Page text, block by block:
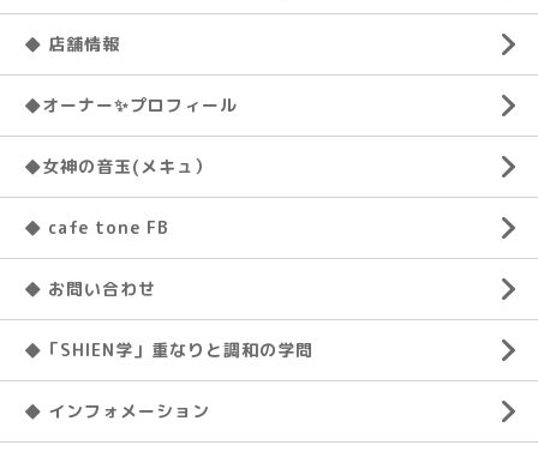
◆ 店舗情報
◆オーナー✨プロフィール
◆女神の音玉(メキュ）
◆ cafe tone FB
◆ お問い合わせ
◆「SHIEN学」重なりと調和の学問
◆ インフォメーション